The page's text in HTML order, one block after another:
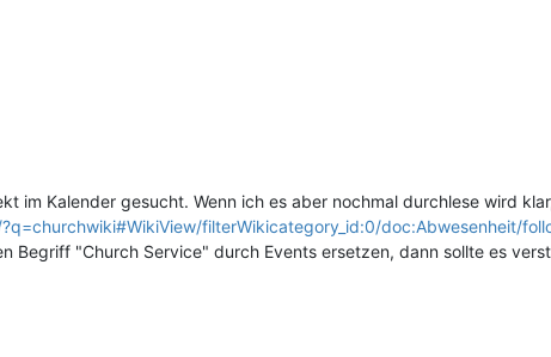
im Kalender gesucht. Wenn ich es aber nochmal durchlese wird
filterWikicategory_id:0/doc:Abwesenheit/
Begriff "Church Service" durch Events ersetzen, dann sollte es